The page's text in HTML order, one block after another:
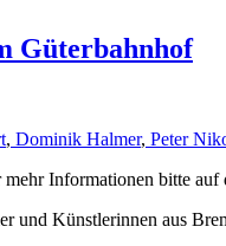
Güterbahnhof
, Dominik Halmer, Peter
Informationen bitte
und Künstlerinnen aus